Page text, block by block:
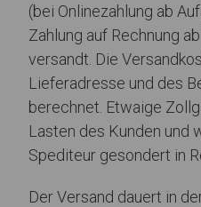
(bei Onlinezahlung ab
Zahlung auf Rechnung
versandt. Die
Lieferadresse und des
berechnet. Etwaige
Lasten des Kunden und
Spediteur gesondert in
Der Versand dauert in